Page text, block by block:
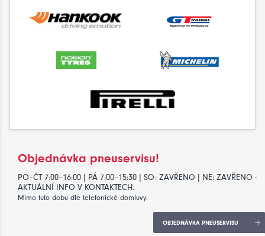
Objednávka pneuservisu!
PO–ČT 7:00–16:00 | PÁ 7:00–15:30 | SO: ZAVŘENO | NE: ZAVŘENO -
AKTUÁLNÍ INFO V KONTAKTECH.
Mimo tuto dobu dle telefonické domluvy.
OBJEDNÁVKA PNEUSERVISU